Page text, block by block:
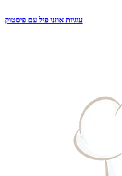
עוגיות אוזני פיל עם פיסטוק